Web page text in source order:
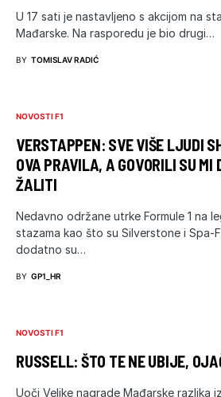
U 17 sati je nastavljeno s akcijom na
Mađarske. Na rasporedu je bio drugi…
BY TOMISLAV RADIĆ
NOVOSTI F1
VERSTAPPEN: SVE VIŠE LJUDI
OVA PRAVILA, A GOVORILI SU MI
ŽALITI
Nedavno održane utrke Formule 1 na
stazama kao što su Silverstone i Spa-
dodatno su…
BY GP1_HR
NOVOSTI F1
RUSSELL: ŠTO TE NE UBIJE,
Uoči Velike nagrade Mađarske razlika